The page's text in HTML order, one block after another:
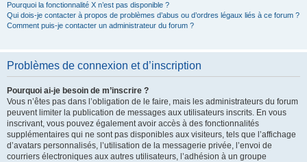
Pourquoi la fonctionnalité X n’est pas disponible ?
Qui dois-je contacter à propos de problèmes d’abus ou d’ordres légaux liés à ce forum ?
Comment puis-je contacter un administrateur du forum ?
Problèmes de connexion et d’inscription
Pourquoi ai-je besoin de m’inscrire ?
Vous n’êtes pas dans l’obligation de le faire, mais les administrateurs du forum
peuvent limiter la publication de messages aux utilisateurs inscrits. En vous
inscrivant, vous pouvez également avoir accès à des fonctionnalités
supplémentaires qui ne sont pas disponibles aux visiteurs, tels que l’affichage
d’avatars personnalisés, l’utilisation de la messagerie privée, l’envoi de
courriers électroniques aux autres utilisateurs, l’adhésion à un groupe